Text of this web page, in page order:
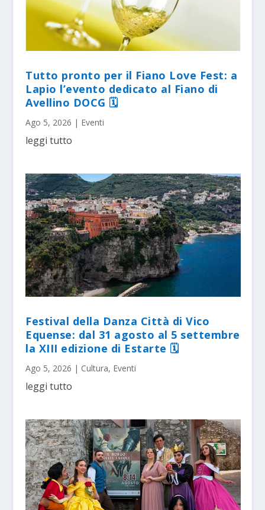
Tutto pronto per il Fiano Love Fest: a
Lapio l’evento dedicato al Fiano di
Avellino DOCG 🗓
Ago 5, 2026 | Eventi
leggi tutto
Festival della Danza Città di Vico
Equense: dal 31 agosto al 5 settembre
la XIII edizione di Estarte 🗓
Ago 5, 2026 | Cultura, Eventi
leggi tutto